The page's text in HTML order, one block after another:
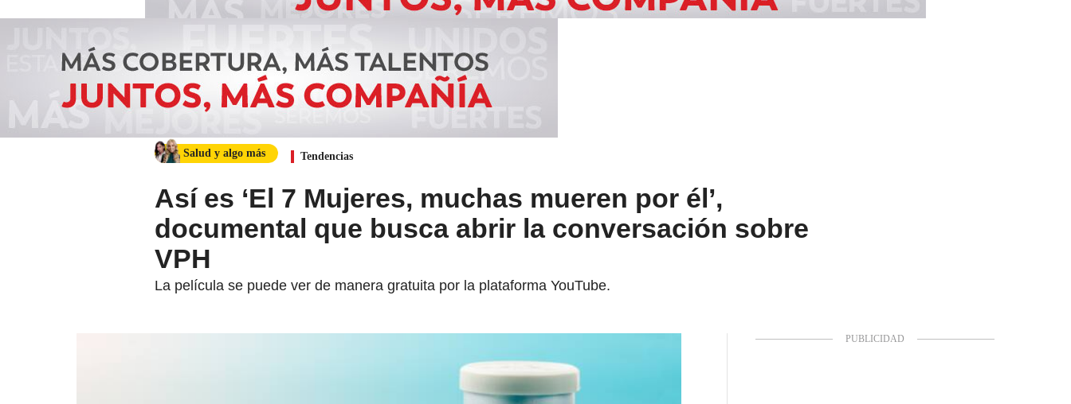
Salud y algo más Tendencias
Así es ‘El 7 Mujeres, muchas mueren por él’,
documental que busca abrir la conversación sobre
VPH
La película se puede ver de manera gratuita por la plataforma YouTube.